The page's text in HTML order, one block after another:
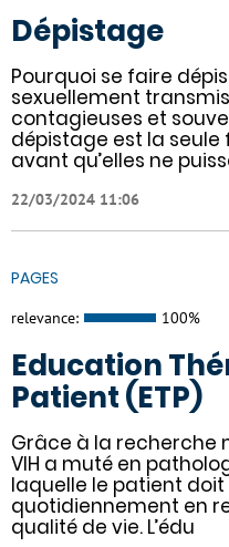
Dépistage
Pourquoi se faire
sexuellement
contagieuses et
dépistage est la
avant qu’elles ne
22/03/2024 11:06
PAGES
relevance: 100%
Education
Patient (ETP)
Grâce à la recherche
VIH a muté en
laquelle le patient
quotidiennement en
qualité de vie. L’édu